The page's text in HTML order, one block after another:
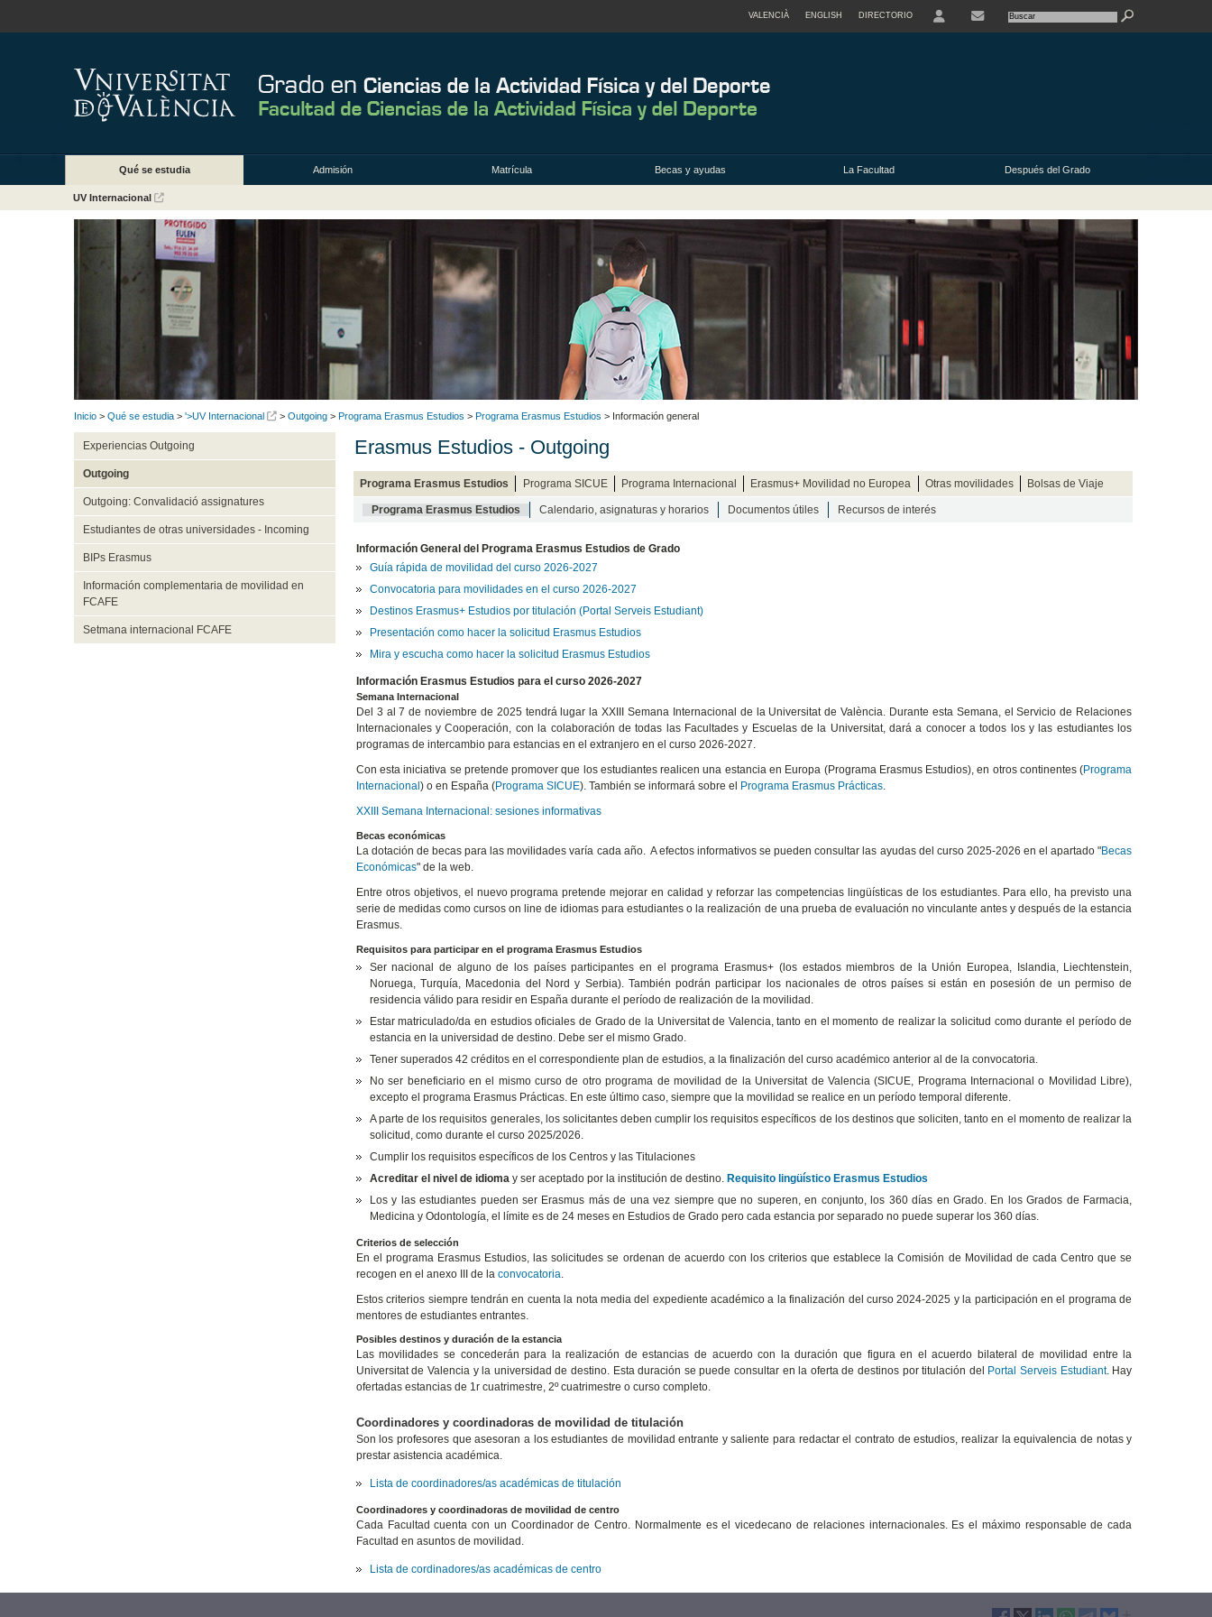
VALENCIÀ ENGLISH DIRECTORIO
Qué se estudia Admisión Matrícula Becas y ayudas La Facultad Después del Grado
UV Internacional
Inicio > Qué se estudia > '>UV Internacional > Outgoing > Programa Erasmus Estudios > Programa Erasmus Estudios > Información general
Experiencias Outgoing
Outgoing
Outgoing: Convalidació assignatures
Estudiantes de otras universidades - Incoming
BIPs Erasmus
Información complementaria de movilidad en
FCAFE
Setmana internacional FCAFE
Erasmus Estudios - Outgoing
Programa Erasmus Estudios Programa SICUE Programa Internacional Erasmus+ Movilidad no Europea Otras movilidades Bolsas de Viaje
Programa Erasmus Estudios Calendario, asignaturas y horarios Documentos útiles Recursos de interés
Información General del Programa Erasmus Estudios de Grado
Guía rápida de movilidad del curso 2026-2027
Convocatoria para movilidades en el curso 2026-2027
Destinos Erasmus+ Estudios por titulación (Portal Serveis Estudiant)
Presentación como hacer la solicitud Erasmus Estudios
Mira y escucha como hacer la solicitud Erasmus Estudios
Información Erasmus Estudios para el curso 2026-2027
Semana Internacional
Del 3 al 7 de noviembre de 2025 tendrá lugar la XXIII Semana Internacional de la Universitat de València. Durante esta Semana, el Servicio de Relaciones
Internacionales y Cooperación, con la colaboración de todas las Facultades y Escuelas de la Universitat, dará a conocer a todos los y las estudiantes los
programas de intercambio para estancias en el extranjero en el curso 2026-2027.
Con esta iniciativa se pretende promover que los estudiantes realicen una estancia en Europa (Programa Erasmus Estudios), en otros continentes (Programa
Internacional) o en España (Programa SICUE). También se informará sobre el Programa Erasmus Prácticas.
XXIII Semana Internacional: sesiones informativas
Becas económicas
La dotación de becas para las movilidades varía cada año. A efectos informativos se pueden consultar las ayudas del curso 2025-2026 en el apartado "Becas
Económicas" de la web.
Entre otros objetivos, el nuevo programa pretende mejorar en calidad y reforzar las competencias lingüísticas de los estudiantes. Para ello, ha previsto una
serie de medidas como cursos on line de idiomas para estudiantes o la realización de una prueba de evaluación no vinculante antes y después de la estancia
Erasmus.
Requisitos para participar en el programa Erasmus Estudios
Ser nacional de alguno de los países participantes en el programa Erasmus+ (los estados miembros de la Unión Europea, Islandia, Liechtenstein,
Noruega, Turquía, Macedonia del Nord y Serbia). También podrán participar los nacionales de otros países si están en posesión de un permiso de
residencia válido para residir en España durante el período de realización de la movilidad.
Estar matriculado/da en estudios oficiales de Grado de la Universitat de Valencia, tanto en el momento de realizar la solicitud como durante el período de
estancia en la universidad de destino. Debe ser el mismo Grado.
Tener superados 42 créditos en el correspondiente plan de estudios, a la finalización del curso académico anterior al de la convocatoria.
No ser beneficiario en el mismo curso de otro programa de movilidad de la Universitat de Valencia (SICUE, Programa Internacional o Movilidad Libre),
excepto el programa Erasmus Prácticas. En este último caso, siempre que la movilidad se realice en un período temporal diferente.
A parte de los requisitos generales, los solicitantes deben cumplir los requisitos específicos de los destinos que soliciten, tanto en el momento de realizar la
solicitud, como durante el curso 2025/2026.
Cumplir los requisitos específicos de los Centros y las Titulaciones
Acreditar el nivel de idioma y ser aceptado por la institución de destino. Requisito lingüístico Erasmus Estudios
Los y las estudiantes pueden ser Erasmus más de una vez siempre que no superen, en conjunto, los 360 días en Grado. En los Grados de Farmacia,
Medicina y Odontología, el límite es de 24 meses en Estudios de Grado pero cada estancia por separado no puede superar los 360 días.
Criterios de selección
En el programa Erasmus Estudios, las solicitudes se ordenan de acuerdo con los criterios que establece la Comisión de Movilidad de cada Centro que se
recogen en el anexo III de la convocatoria
Estos criterios siempre tendrán en cuenta la nota media del expediente académico a la finalización del curso 2024-2025 y la participación en el programa de
mentores de estudiantes entrantes.
Posibles destinos y duración de la estancia
Las movilidades se concederán para la realización de estancias de acuerdo con la duración que figura en el acuerdo bilateral de movilidad entre la
Universitat de Valencia y la universidad de destino. Esta duración se puede consultar en la oferta de destinos por titulación del
Portal Serveis Estudiant. Hay
ofertadas estancias de 1r cuatrimestre, 2º cuatrimestre o curso completo.
Coordinadores y coordinadoras de movilidad de titulación
Son los profesores que asesoran a los estudiantes de movilidad entrante y saliente para redactar el contrato de estudios, realizar la equivalencia de notas y
prestar asistencia académica.
Lista de coordinadores/as académicas de titulación
Coordinadores y coordinadoras de movilidad de centro
Cada Facultad cuenta con un Coordinador de Centro. Normalmente es el vicedecano de relaciones internacionales. Es el máximo responsable de cada
Facultad en asuntos de movilidad.
Lista de cordinadores/as académicas de centro